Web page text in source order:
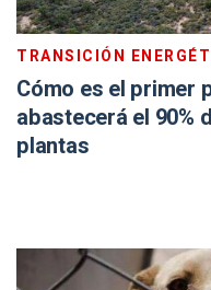
TRANSICIÓN
Cómo es el primer
abastecerá el 90%
plantas